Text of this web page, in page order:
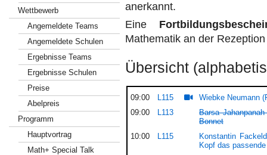
Wettbewerb
Angemeldete Teams
Angemeldete Schulen
Ergebnisse Teams
Ergebnisse Schulen
Preise
Abelpreis
Programm
Hauptvortrag
Math+ Special Talk
anerkannt.
Eine
Mathematik an der
Übersicht
09:00 L115
Wiebke Neumann
09:00
L113
Barsa
Bonnet
10:00
L115
Konstantin
Kopf das